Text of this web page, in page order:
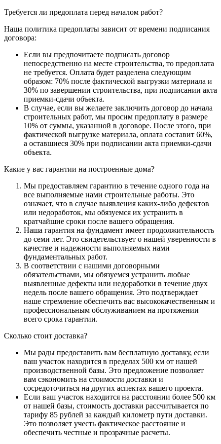
Требуется ли предоплата перед началом работ?
Наша политика предоплаты зависит от времени подписания
договора:
Если вы предпочитаете подписать договор
непосредственно на месте строительства, то предоплата
не требуется. Оплата будет разделена следующим
образом: 70% после фактической выгрузки материала и
30% по завершении строительства, при подписании акта
приемки-сдачи объекта.
В случае, если вы желаете заключить договор до начала
строительных работ, мы просим предоплату в размере
10% от суммы, указанной в договоре. После этого, при
фактической выгрузке материала, оплата составит 60%,
а оставшиеся 30% при подписании акта приемки-сдачи
объекта.
Какие у вас гарантии на построенные дома?
Мы предоставляем гарантию в течение одного года на
все выполняемые нами строительные работы. Это
означает, что в случае выявления каких-либо дефектов
или недоработок, мы обязуемся их устранить в
кратчайшие сроки после вашего обращения.
Наша гарантия на фундамент имеет продолжительность
до семи лет. Это свидетельствует о нашей уверенности в
качестве и надежности выполняемых нами
фундаментальных работ.
В соответствии с нашими договорными
обязательствами, мы обязуемся устранить любые
выявленные дефекты или недоработки в течение двух
недель после вашего обращения. Это подтверждает
наше стремление обеспечить вас высококачественным и
профессиональным обслуживанием на протяжении
всего срока гарантии.
Сколько стоит доставка?
Мы рады предоставить вам бесплатную доставку, если
ваш участок находится в пределах 500 км от нашей
производственной базы. Это предложение позволяет
вам сэкономить на стоимости доставки и
сосредоточиться на других аспектах вашего проекта.
Если ваш участок находится на расстоянии более 500 км
от нашей базы, стоимость доставки рассчитывается по
тарифу 85 рублей за каждый километр пути доставки.
Это позволяет учесть фактическое расстояние и
обеспечить честные и прозрачные расчеты.